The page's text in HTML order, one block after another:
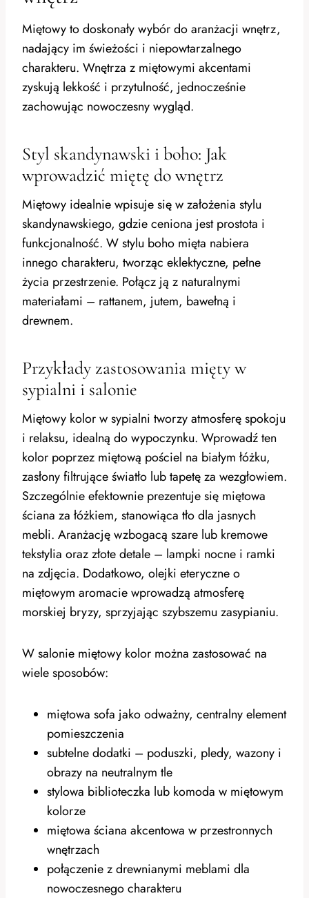
Miętowy to doskonały wybór do aranżacji wnętrz,
nadający im świeżości i niepowtarzalnego
charakteru. Wnętrza z miętowymi akcentami
zyskują lekkość i przytulność, jednocześnie
zachowując nowoczesny wygląd.
Styl skandynawski i boho: Jak
wprowadzić miętę do wnętrz
Miętowy idealnie wpisuje się w założenia stylu
skandynawskiego, gdzie ceniona jest prostota i
funkcjonalność. W stylu boho mięta nabiera
innego charakteru, tworząc eklektyczne, pełne
życia przestrzenie. Połącz ją z naturalnymi
materiałami – rattanem, jutem, bawełną i
drewnem.
Przykłady zastosowania mięty w
sypialni i salonie
Miętowy kolor w sypialni tworzy atmosferę spokoju
i relaksu, idealną do wypoczynku. Wprowadź ten
kolor poprzez miętową pościel na białym łóżku,
zasłony filtrujące światło lub tapetę za wezgłowiem.
Szczególnie efektownie prezentuje się miętowa
ściana za łóżkiem, stanowiąca tło dla jasnych
mebli. Aranżację wzbogacą szare lub kremowe
tekstylia oraz złote detale – lampki nocne i ramki
na zdjęcia. Dodatkowo, olejki eteryczne o
miętowym aromacie wprowadzą atmosferę
morskiej bryzy, sprzyjając szybszemu zasypianiu.
W salonie miętowy kolor można zastosować na
wiele sposobów:
miętowa sofa jako odważny, centralny element
pomieszczenia
subtelne dodatki – poduszki, pledy, wazony i
obrazy na neutralnym tle
stylowa biblioteczka lub komoda w miętowym
kolorze
miętowa ściana akcentowa w przestronnych
wnętrzach
połączenie z drewnianymi meblami dla
nowoczesnego charakteru